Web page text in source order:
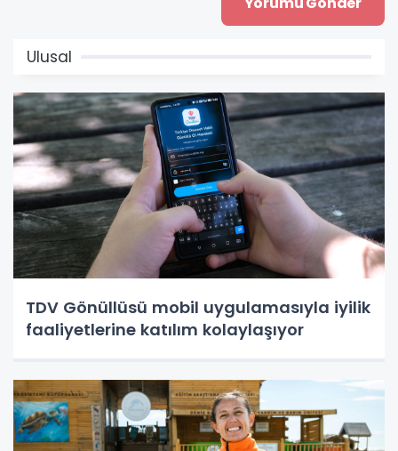
Ulusal
TDV Gönüllüsü mobil uygulamasıyla iyilik
faaliyetlerine katılım kolaylaşıyor